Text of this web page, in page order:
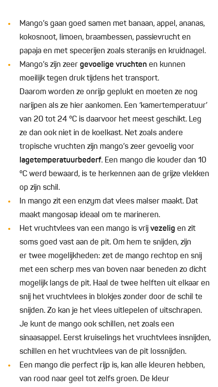
Mango’s gaan goed samen met banaan, appel, ananas,
kokosnoot, limoen, braambessen, passievrucht en
papaja en met specerijen zoals steranijs en kruidnagel.
Mango’s zijn zeer gevoelige vruchten en kunnen
moeilijk tegen druk tijdens het transport.
Daarom worden ze onrijp geplukt en moeten ze nog
narijpen als ze hier aankomen. Een ‘kamertemperatuur’
van 20 tot 24 °C is daarvoor het meest geschikt. Leg
ze dan ook niet in de koelkast. Net zoals andere
tropische vruchten zijn mango’s zeer gevoelig voor
lagetemperatuurbederf. Een mango die kouder dan 10
°C werd bewaard, is te herkennen aan de grijze vlekken
op zijn schil.
In mango zit een enzym dat vlees malser maakt. Dat
maakt mangosap ideaal om te marineren.
Het vruchtvlees van een mango is vrij vezelig en zit
soms goed vast aan de pit. Om hem te snijden, zijn
er twee mogelijkheden: zet de mango rechtop en snij
met een scherp mes van boven naar beneden zo dicht
mogelijk langs de pit. Haal de twee helften uit elkaar en
snij het vruchtvlees in blokjes zonder door de schil te
snijden. Zo kan je het vlees uitlepelen of uitschrapen.
Je kunt de mango ook schillen, net zoals een
sinaasappel. Eerst kruiselings het vruchtvlees insnijden,
schillen en het vruchtvlees van de pit lossnijden.
Een mango die perfect rijp is, kan alle kleuren hebben,
van rood naar geel tot zelfs groen. De kleur